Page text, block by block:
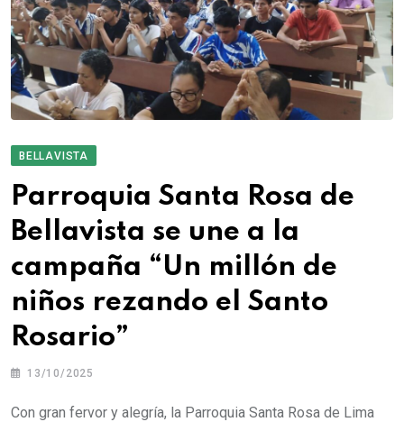
BELLAVISTA
Parroquia Santa Rosa de
Bellavista se une a la
campaña “Un millón de
niños rezando el Santo
Rosario”
13/10/2025
Con gran fervor y alegría, la Parroquia Santa Rosa de Lima